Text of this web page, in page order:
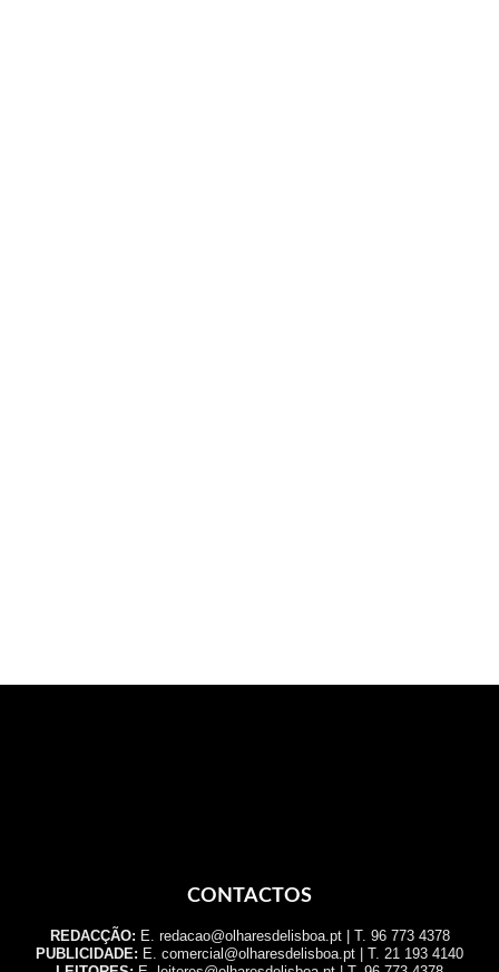
CONTACTOS
REDACÇÃO: E. redacao@olharesdelisboa.pt | T. 96 773 4378
PUBLICIDADE: E. comercial@olharesdelisboa.pt | T. 21 193 4140